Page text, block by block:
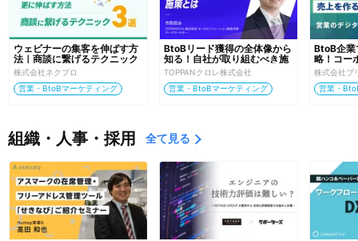
ウェビナーの集客を伸ばす方
法｜商談に繋げるテクニック
3選
株式会社ネクプロ
営業・BtoBマーケティング
BtoBリード獲得の全体像から
知る！自社が取り組むべき施
策とは
TOPPANクロレ株式会社
営業・BtoBマーケティング
BtoB企業
略！コー
上をつく
株式会社ブ
営業・
組織・人事・採用 全て見る